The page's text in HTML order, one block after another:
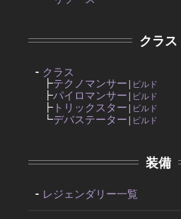
クラス
クラス
┣テクノマンサー| ビルド
┣パイロマンサー| ビルド
┣ トリックスター| ビルド
┗デバステーター| ビルド
装備
レジェンダリー一覧